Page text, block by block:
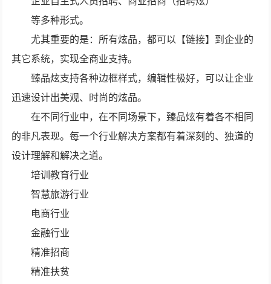
等多种形式。
尤其重要的是：所有炫品，都可以【链接】到企业的
其它系统，实现全商业支持。
臻品炫支持各种边框样式，编辑性极好，可以让企业
迅速设计出美观、时尚的炫品。
在不同行业中，在不同场景下，臻品炫有着各不相同
的非凡表现。每一个行业解决方案都有着深刻的、独道的
设计理解和解决之道。
培训教育行业
智慧旅游行业
电商行业
金融行业
精准招商
精准扶贫